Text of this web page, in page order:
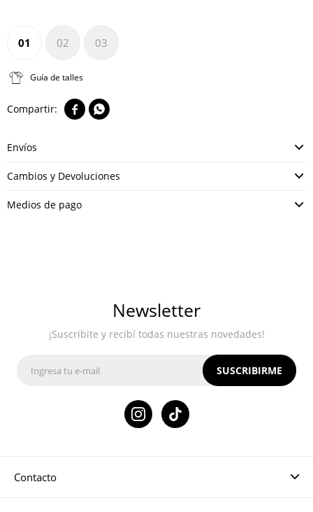
01 02 03
Guía de talles
 
Envíos
Cambios y Devoluciones
Medios de pago
Contacto
Newsletter
¡Suscribite y recibí todas nuestras novedades!
SUSCRIBIRME
